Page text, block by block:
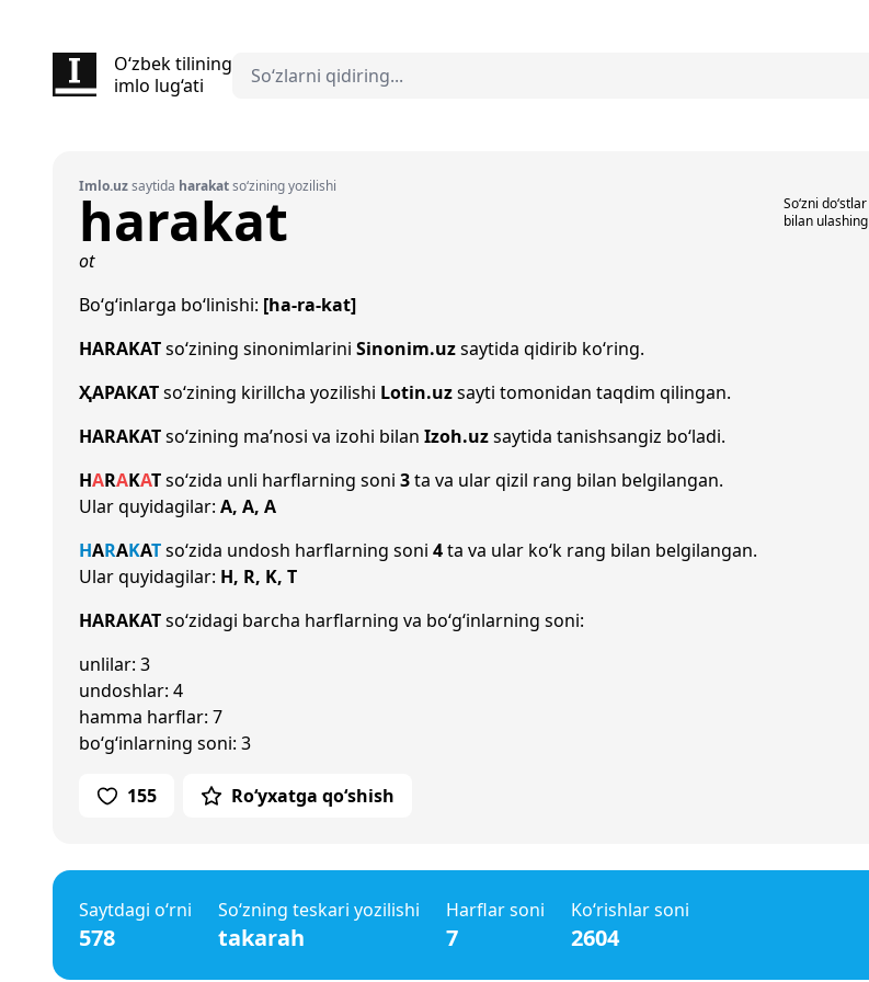
O‘zbek tilining
imlo lug‘ati
Imlo.uzsaytida harakatso‘zining yozilishi
harakat
So‘zni do‘stlar
bilan ulashing
ot
Bo‘g‘inlarga bo‘linishi: [ha-ra-kat]
HARAKATso‘zining sinonimlarini Sinonim.uzsaytida qidirib ko‘ring.
ҲАРАКАТso‘zining kirillcha yozilishi Lotin.uzsayti tomonidan taqdim qilingan.
HARAKATso‘zining ma’nosi va izohi bilan Izoh.uzsaytida tanishsangiz bo‘ladi.
HARAKATso‘zida unli harflarning soni 3ta va ular qizil rang bilan belgilangan.
Ular quyidagilar: A, A, A
HARAKATso‘zida undosh harflarning soni 4ta va ular ko‘k rang bilan belgilangan.
Ular quyidagilar: H, R, K, T
HARAKATso‘zidagi barcha harflarning va bo‘g‘inlarning soni:
unlilar: 3
undoshlar: 4
hamma harflar: 7
bo‘g‘inlarning soni: 3
155 Ro‘yxatga qo‘shish
Saytdagi o‘rni
578
So‘zning teskari yozilishi
takarah
Harflar soni
7
Ko‘rishlar soni
2604